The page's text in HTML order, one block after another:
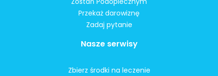
Przekaż darowiznę
Zadaj pytanie
Nasze serwisy
Zbierz środki na leczenie